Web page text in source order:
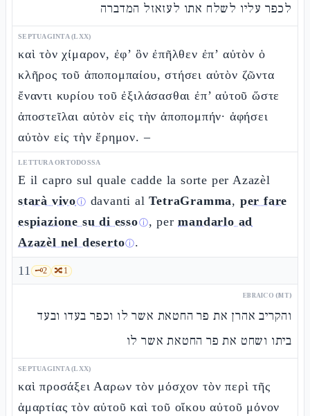
לכפר עליו לשלח אתו לעזאזל המדברה
SEPTUAGINTA (LXX)
καὶ τὸν χίμαρον, ἐφ’ ὃν ἐπῆλθεν ἐπ’ αὐτὸν ὁ
κλῆρος τοῦ ἀποπομπαίου, στήσει αὐτὸν ζῶντα
ἔναντι κυρίου τοῦ ἐξιλάσασθαι ἐπ’ αὐτοῦ ὥστε
ἀποστεῖλαι αὐτὸν εἰς τὴν ἀποπομπήν· ἀφήσει
αὐτὸν εἰς τὴν ἔρημον. –
LETTURA ORTODOSSA
E il capro sul quale cadde la sorte per Azazèl
starà vivoⓘ davanti alTetraGramma, per fare
espiazione su di essoⓘ, permandarlo ad
Azazèl nel desertoⓘ.
11 🗝️2 🔀1
EBRAICO (MT)
והקריב אהרן את פר החטאת אשר לו וכפר בעדו ובעד
ביתו ושחט את פר החטאת אשר לו
SEPTUAGINTA (LXX)
καὶ προσάξει Ααρων τὸν μόσχον τὸν περὶ τῆς
ἁμαρτίας τὸν αὐτοῦ καὶ τοῦ οἴκου αὐτοῦ μόνον